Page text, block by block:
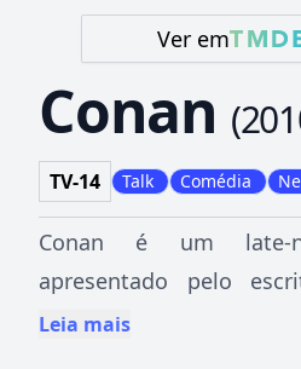
Ver em
Conan (
TV-14 Talk Comédia
Conan é um late-
apresentado pelo
produtor Conan O'Brien
Leia mais